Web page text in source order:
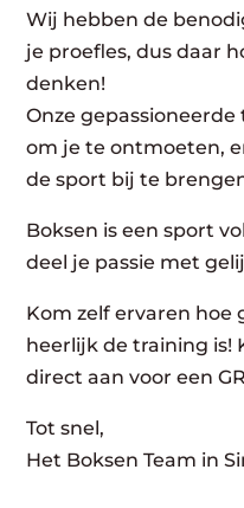
Wij hebben de
je proefles, dus daar
denken!
Onze
om je te ontmoeten,
de sport bij te
Boksen is een sport
deel je passie met
Kom zelf ervaren hoe
heerlijk de training is!
direct aan voor een
Tot snel,
Het Boksen Team in